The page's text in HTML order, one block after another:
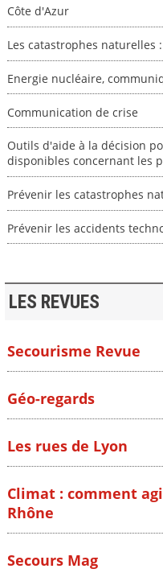
Côte d'Azur
Les catastrophes naturelles
Energie nucléaire,
Communication de crise
Outils d'aide à la décision
disponibles concernant les
Prévenir les catastrophes
Prévenir les accidents
LES REVUES
Secourisme Revue
Géo-regards
Les rues de Lyon
Climat : comment
Rhône
Secours Mag